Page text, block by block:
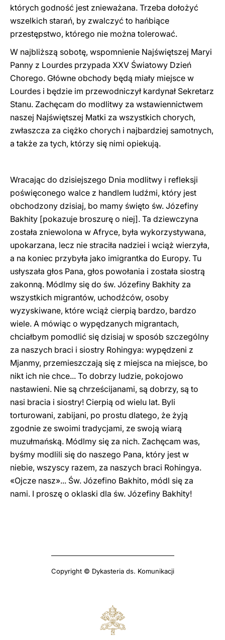
których godność jest znieważana. Trzeba dołożyć
wszelkich starań, by zwalczyć to hańbiące
przestępstwo, którego nie można tolerować.
W najbliższą sobotę, wspomnienie Najświętszej Maryi
Panny z Lourdes przypada XXV Światowy Dzień
Chorego. Główne obchody będą miały miejsce w
Lourdes i będzie im przewodniczył kardynał Sekretarz
Stanu. Zachęcam do modlitwy za wstawiennictwem
naszej Najświętszej Matki za wszystkich chorych,
zwłaszcza za ciężko chorych i najbardziej samotnych,
a także za tych, którzy się nimi opiekują.
Wracając do dzisiejszego Dnia modlitwy i refleksji
poświęconego walce z handlem ludźmi, który jest
obchodzony dzisiaj, bo mamy święto św. Józefiny
Bakhity [pokazuje broszurę o niej]. Ta dziewczyna
została zniewolona w Afryce, była wykorzystywana,
upokarzana, lecz nie straciła nadziei i wciąż wierzyła,
a na koniec przybyła jako imigrantka do Europy. Tu
usłyszała głos Pana, głos powołania i została siostrą
zakonną. Módlmy się do św. Józefiny Bakhity za
wszystkich migrantów, uchodźców, osoby
wyzyskiwane, które wciąż cierpią bardzo, bardzo
wiele. A mówiąc o wypędzanych migrantach,
chciałbym pomodlić się dzisiaj w sposób szczególny
za naszych braci i siostry Rohingya: wypędzeni z
Mjanmy, przemieszczają się z miejsca na miejsce, bo
nikt ich nie chce... To dobrzy ludzie, pokojowo
nastawieni. Nie są chrześcijanami, są dobrzy, są to
nasi bracia i siostry! Cierpią od wielu lat. Byli
torturowani, zabijani, po prostu dlatego, że żyją
zgodnie ze swoimi tradycjami, ze swoją wiarą
muzułmańską. Módlmy się za nich. Zachęcam was,
byśmy modlili się do naszego Pana, który jest w
niebie, wszyscy razem, za naszych braci Rohingya.
«Ojcze nasz»... Św. Józefino Bakhito, módl się za
nami. I proszę o oklaski dla św. Józefiny Bakhity!
Copyright © Dykasteria ds. Komunikacji